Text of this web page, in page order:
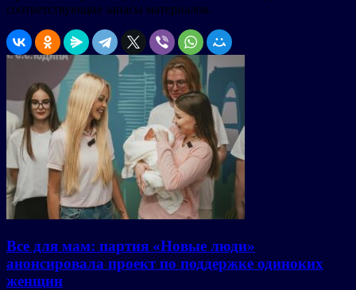
соответствующие запасы материалов.
Все для мам: партия «Новые люди»
анонсировала проект по поддержке одиноких
женщин